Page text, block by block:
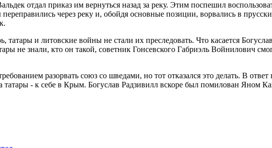
отдал приказ им вернуться назад за реку. Этим поспешил
через реку и, обойдя основные позиции, ворвались в
и литовские войны не стали их преследовать. Что касается
не знали, кто он такой, советник Гонсевского Габриэль Войнилович
разорвать союз со шведами, но тот отказался это делать. В ответ
- к себе в Крым. Богуслав Радзивилл вскоре был помилован Яном